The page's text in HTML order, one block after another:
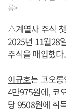
룹>
△계열사 주식
2025년 11월28
주식을 매입했다.
이규호는 코오
4만975원에, 코
당 9508원에 취